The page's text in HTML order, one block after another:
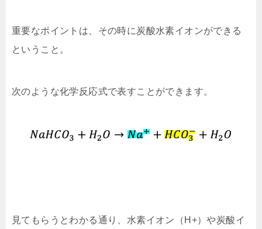
重要なポイントは、その時に炭酸水素イオンができる
ということ。
次のような化学反応式で表すことができます。
見てもらうとわかる通り、水素イオン（H+）や炭酸イ